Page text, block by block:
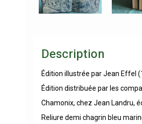
Description
Édition illustrée par Jean Effel
Édition distribuée par les
Chamonix, chez Jean Landru,
Reliure demi chagrin bleu